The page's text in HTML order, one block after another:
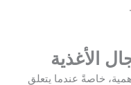
الأغذية
خاصةً عندما يتعلق